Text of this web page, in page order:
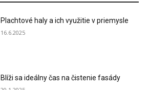
Plachtové haly a ich využitie v priemysle
16.6.2025
Blíži sa ideálny čas na čistenie fasády